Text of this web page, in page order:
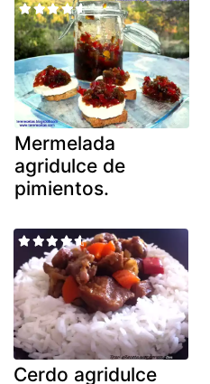
Mermelada
agridulce de
pimientos.
Cerdo agridulce